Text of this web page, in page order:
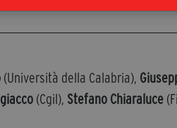
(Università della Calabria),
(Cgil), Stefano Chiaraluce